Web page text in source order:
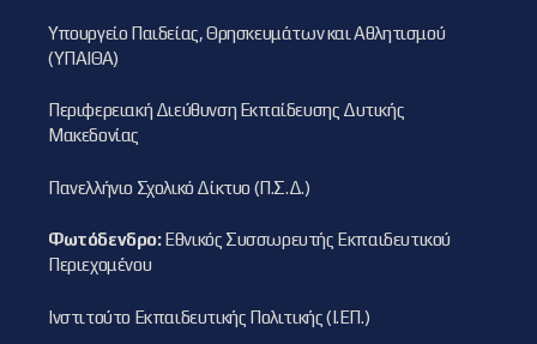
Υπουργείο Παιδείας, Θρησκευμάτων και Αθλητισμού
(ΥΠΑΙΘΑ)
Περιφερειακή Διεύθυνση Εκπαίδευσης Δυτικής
Μακεδονίας
Πανελλήνιο Σχολικό Δίκτυο (Π.Σ.Δ.)
Φωτόδενδρο:Εθνικός Συσσωρευτής Εκπαιδευτικού
Περιεχομένου
Ινστιτούτο Εκπαιδευτικής Πολιτικής (Ι.ΕΠ.)